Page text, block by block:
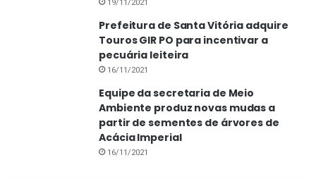
Comentários 19/11/2021
Prefeitura de Santa Vitória adquire
Touros GIR PO para incentivar a
pecuária leiteira
16/11/2021
Equipe da secretaria de Meio
Ambiente produz novas mudas a
partir de sementes de árvores de
Acácia Imperial
16/11/2021